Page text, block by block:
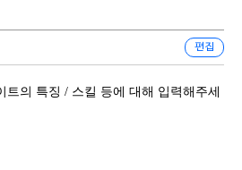
편집
트의 특징 / 스킬 등에 대해 입력해주세